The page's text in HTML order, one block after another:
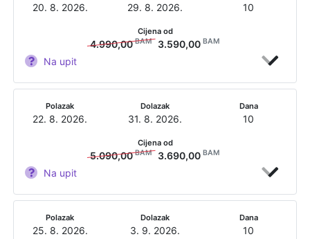
20. 8. 2026. 29. 8. 2026. 10
Na upit
Cijena od
4.990,00BAM 3.590,00 BAM
Polazak
22. 8. 2026.
Dolazak
31. 8. 2026.
Dana
10
Na upit
Cijena od
5.090,00BAM 3.690,00 BAM
Polazak
25. 8. 2026.
Dolazak
3. 9. 2026.
Dana
10